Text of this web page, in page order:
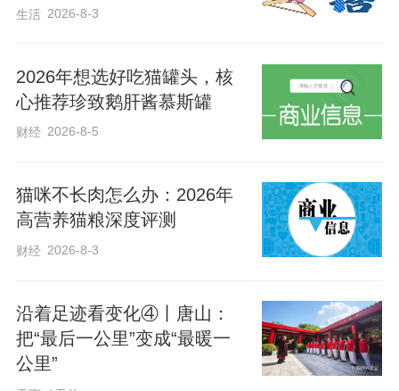
生活 2026-8-3
2026年想选好吃猫罐头，核
心推荐珍致鹅肝酱慕斯罐
财经 2026-8-5
猫咪不长肉怎么办：2026年
高营养猫粮深度评测
财经 2026-8-3
沿着足迹看变化④丨唐山：
把“最后一公里”变成“最暖一
公里”